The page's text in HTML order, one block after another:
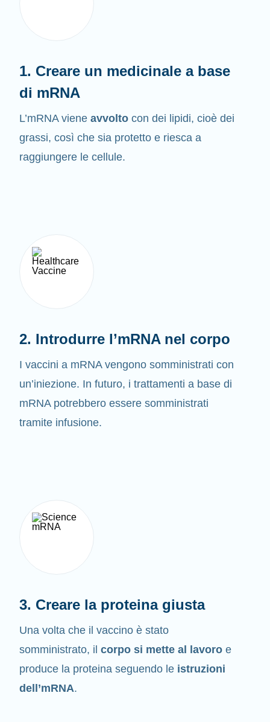
1. Creare un medicinale a base
di mRNA
L’mRNA viene avvolto con dei lipidi, cioè dei
grassi, così che sia protetto e riesca a
raggiungere le cellule.
2. Introdurre l’mRNA nel corpo
I vaccini a mRNA vengono somministrati con
un’iniezione. In futuro, i trattamenti a base di
mRNA potrebbero essere somministrati
tramite infusione.
3. Creare la proteina giusta
Una volta che il vaccino è stato
somministrato, il corpo si mette al lavoro e
produce la proteina seguendo le istruzioni
dell’mRNA.